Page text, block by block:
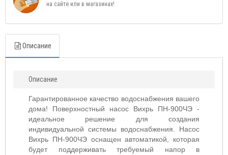
на сайте или в магазинах!
Описание
Описание
Гарантированное качество водоснабжения вашего
дома! Поверхностный насос Вихрь ПН-900ЧЭ -
идеальное решение для создания
индивидуальной системы водоснабжения. Насос
Вихрь ПН-900ЧЭ оснащен автоматикой, которая
будет поддерживать требуемый напор в